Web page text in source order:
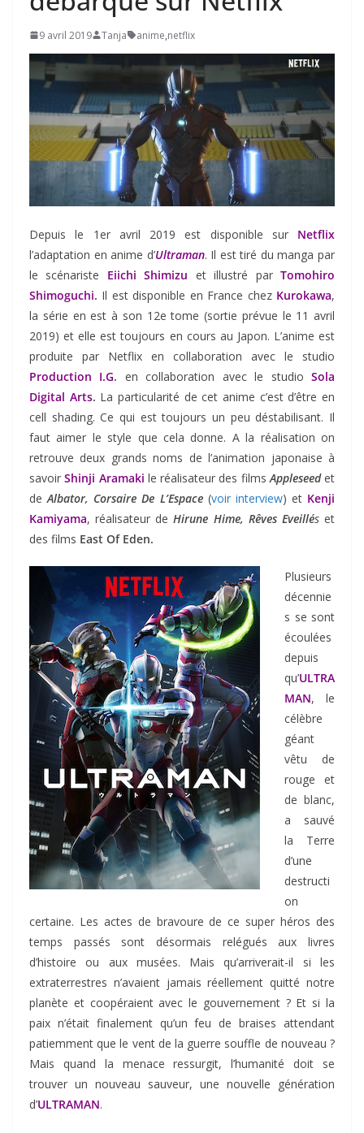
9 avril 2019 Tanja anime,netflix
Depuis le 1er avril 2019 est disponible sur Netflix
l’adaptation en anime d’Ultraman. Il est tiré du manga par
le scénariste Eiichi Shimizu et illustré parTomohiro
Shimoguchi. Il est disponible en France chez Kurokawa,
la série en est à son 12e tome (sortie prévue le 11 avril
2019) et elle est toujours en cours au Japon. L’anime est
produite par Netflix en collaboration avec le studio
Production I.G. en collaboration avec le studioSola
Digital Arts. La particularité de cet anime c’est d’être en
cell shading. Ce qui est toujours un peu déstabilisant. Il
faut aimer le style que cela donne. A la réalisation on
retrouve deux grands noms de l’animation japonaise à
savoirShinji Aramaki le réalisateur des filmsAppleseedet
deAlbator, Corsaire De L’Espace(voir interview) et Kenji
Kamiyama, réalisateur deHirune Hime, Rêves Eveilléset
des films East Of Eden.
Plusieurs
décennie
s se sont
écoulées
depuis
qu’ULTRA
MAN, le
célèbre
géant
vêtu de
rouge et
de blanc,
a sauvé
la Terre
d’une
destructi
on
certaine. Les actes de bravoure de ce super héros des
temps passés sont désormais relégués aux livres
d’histoire ou aux musées. Mais qu’arriverait-il si les
extraterrestres n’avaient jamais réellement quitté notre
planète et coopéraient avec le gouvernement ? Et si la
paix n’était finalement qu’un feu de braises attendant
patiemment que le vent de la guerre souffle de nouveau ?
Mais quand la menace ressurgit, l’humanité doit se
trouver un nouveau sauveur, une nouvelle génération
d’ULTRAMAN.